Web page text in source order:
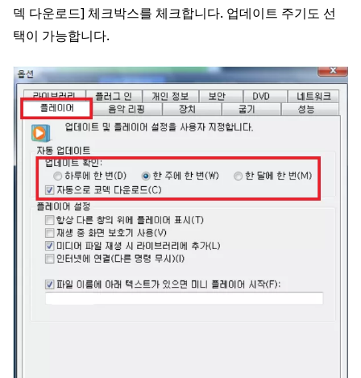
덱 다운로드] 체크박스를 체크합니다. 업데이트 주기도 선
택이 가능합니다.